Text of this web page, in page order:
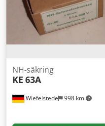
Wiefelstede 998 km
NH-säkring
KE 63A